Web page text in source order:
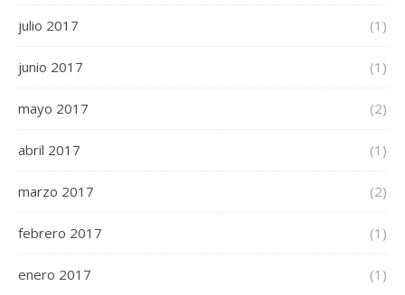
julio 2017 (1)
junio 2017 (1)
mayo 2017 (2)
abril 2017 (1)
marzo 2017 (2)
febrero 2017 (1)
enero 2017 (1)